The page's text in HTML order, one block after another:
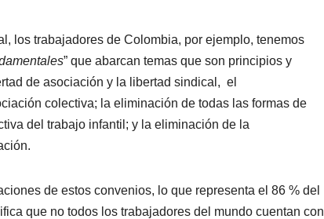
los trabajadores de Colombia, por ejemplo, tenemos
” que abarcan temas que son principios y
de asociación y la libertad sindical, el
colectiva; la eliminación de todas las formas de
del trabajo infantil; y la eliminación de la
de estos convenios, lo que representa el 86 % del
que no todos los trabajadores del mundo cuentan con